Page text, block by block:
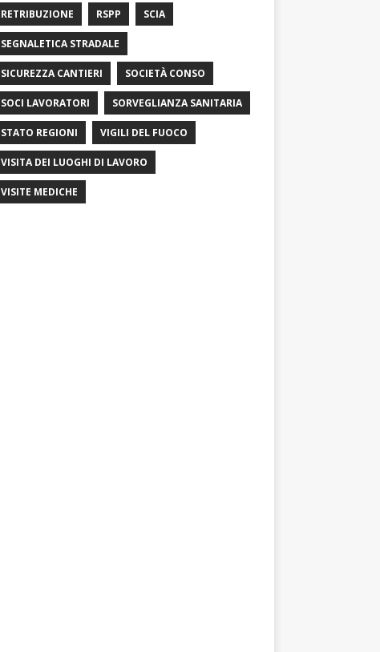
RETRIBUZIONE RSPP SCIA
SEGNALETICA STRADALE
SICUREZZA CANTIERI SOCIETÀ CONSO
SOCI LAVORATORI SORVEGLIANZA SANITARIA
STATO REGIONI VIGILI DEL FUOCO
VISITA DEI LUOGHI DI LAVORO
VISITE MEDICHE